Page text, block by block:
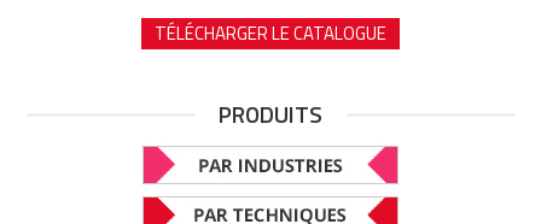
TÉLÉCHARGER LE CATALOGUE
PRODUITS